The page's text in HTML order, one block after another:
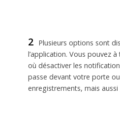
2
Plusieurs options sont
l’application. Vous pouvez
où désactiver les
passe devant votre porte
enregistrements, mais